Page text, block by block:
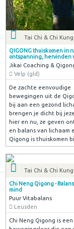
Tai Chi & Chi
QIGONG thuiskomen in
ontspanning, hervinden
Jikai Coaching &
Velp (gld)
De zachte eenvoudige
bewegingen uit de
bij aan een gezond
brengen je dicht bij
hier en nu, ze geven
en balans van lichaam
Qigong is thuiskomen
Tai Chi & Chi
Chi Neng Qigong -
mind
Puur Vitabalans
Leusden
Chi Neng Qigong is